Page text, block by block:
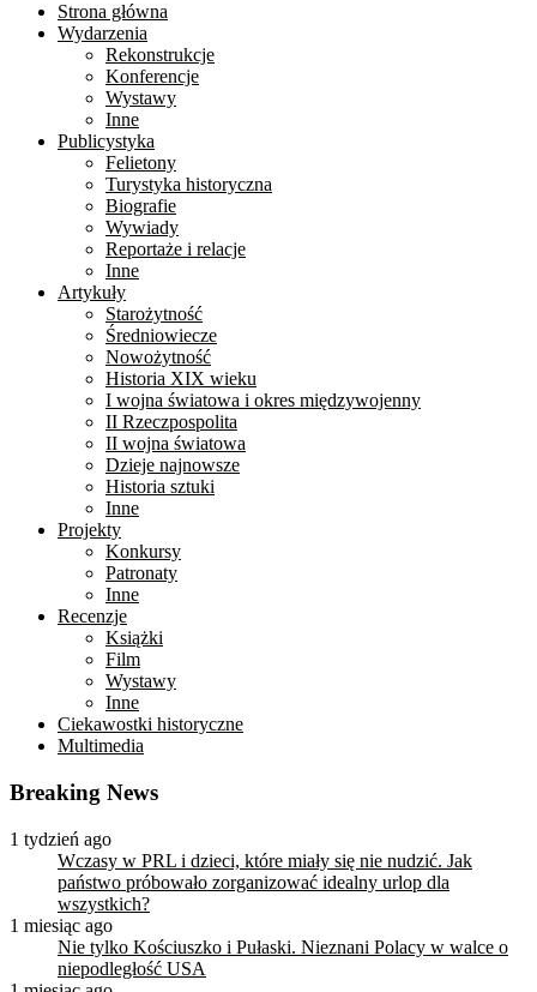
Strona główna
Wydarzenia
Rekonstrukcje
Konferencje
Wystawy
Inne
Publicystyka
Felietony
Turystyka historyczna
Biografie
Wywiady
Reportaże i relacje
Inne
Artykuły
Starożytność
Średniowiecze
Nowożytność
Historia XIX wieku
I wojna światowa i okres międzywojenny
II Rzeczpospolita
II wojna światowa
Dzieje najnowsze
Historia sztuki
Inne
Projekty
Konkursy
Patronaty
Inne
Recenzje
Książki
Film
Wystawy
Inne
Ciekawostki historyczne
Multimedia
Breaking News
1 tydzień ago
Wczasy w PRL i dzieci, które miały się nie nudzić. Jak
państwo próbowało zorganizować idealny urlop dla
wszystkich?
1 miesiąc ago
Nie tylko Kościuszko i Pułaski. Nieznani Polacy w walce o
niepodległość USA